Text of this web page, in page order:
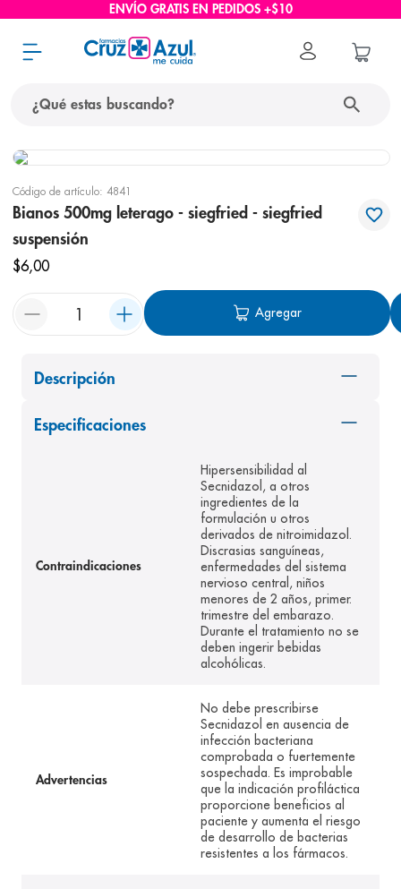
ENVÍO GRATIS EN PEDIDOS +$10
Código de artículo: 4841
Bianos 500mg leterago - siegfried - siegfried
suspensión
$6,00
Agregar
Descripción
Especificaciones
Contraindicaciones
Hipersensibilidad al
Secnidazol, a otros
ingredientes de la
formulación u otros
derivados de nitroimidazol.
Discrasias sanguíneas,
enfermedades del sistema
nervioso central, niños
menores de 2 años, primer.
trimestre del embarazo.
Durante el tratamiento no se
deben ingerir bebidas
alcohólicas.
Advertencias
No debe prescribirse
Secnidazol en ausencia de
infección bacteriana
comprobada o fuertemente
sospechada. Es improbable
que la indicación profiláctica
proporcione beneficios al
paciente y aumenta el riesgo
de desarrollo de bacterias
resistentes a los fármacos.
términos más buscados
protector solar
2. pañales
3.
4. cerave
bioderma
8. panolini